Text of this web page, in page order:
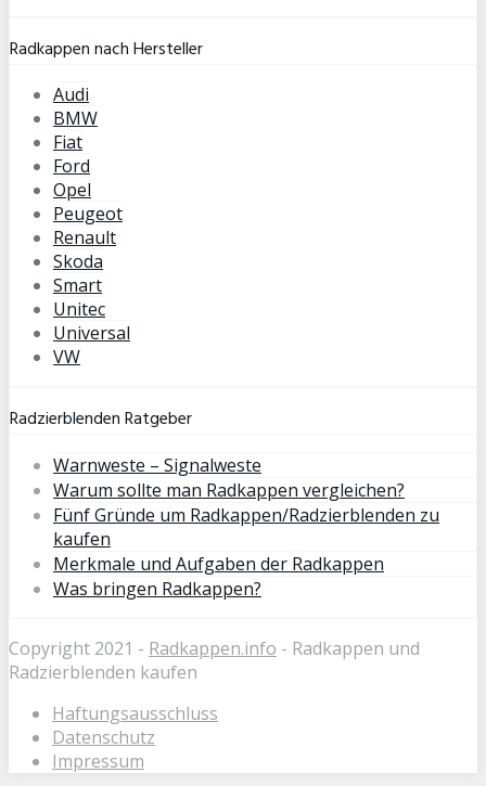
Radkappen nach Hersteller
Audi
BMW
Fiat
Ford
Opel
Peugeot
Renault
Skoda
Smart
Unitec
Universal
VW
Radzierblenden Ratgeber
Warnweste – Signalweste
Warum sollte man Radkappen vergleichen?
Fünf Gründe um Radkappen/Radzierblenden zu
kaufen
Merkmale und Aufgaben der Radkappen
Was bringen Radkappen?
Copyright 2021 - Radkappen.info - Radkappen und
Radzierblenden kaufen
Haftungsausschluss
Datenschutz
Impressum